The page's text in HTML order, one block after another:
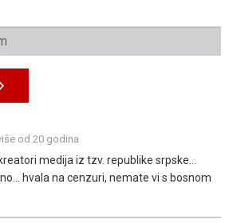
od 20 godina
medija iz tzv. republike srpske...
hvala na cenzuri, nemate vi s bosnom